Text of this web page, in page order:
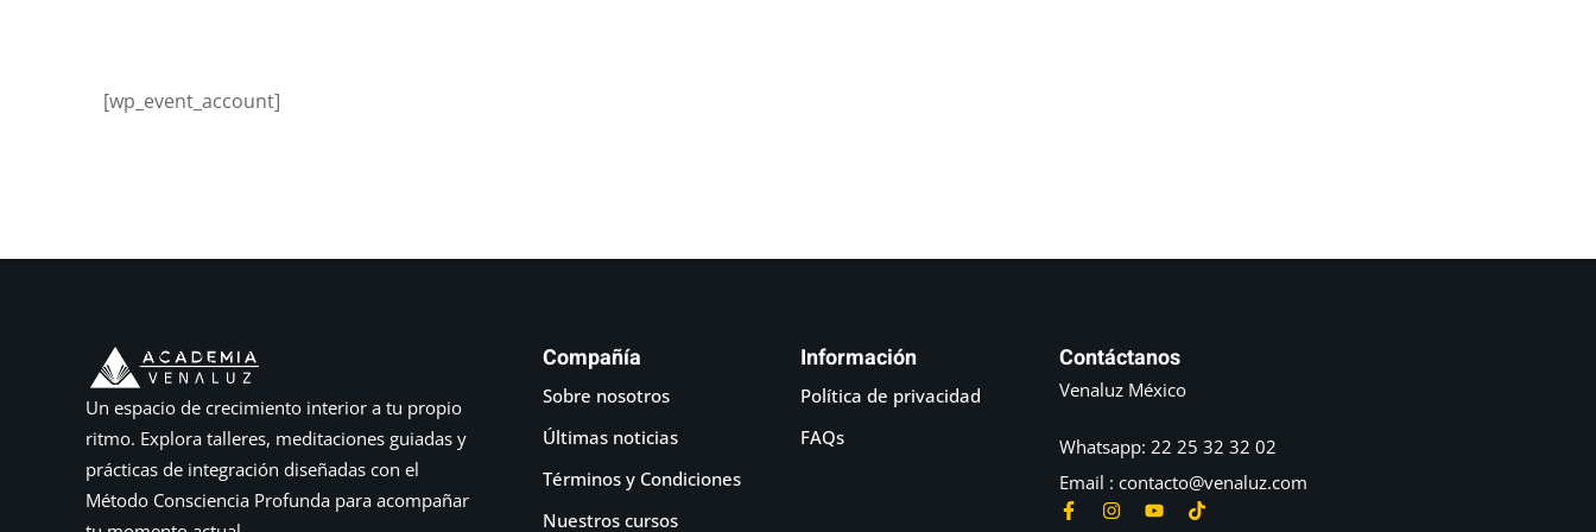
[wp_event_account]
Un espacio de crecimiento interior a tu propio
ritmo. Explora talleres, meditaciones guiadas y
prácticas de integración diseñadas con el
Método Consciencia Profunda para acompañar
Compañía
Sobre nosotros
Últimas noticias
Términos y Condiciones
Nuestros cursos
Información
Política de privacidad
FAQs
Contáctanos
Venaluz México
Whatsapp: 22 25 32 32 02
Email : contacto@venaluz.com
Sign up